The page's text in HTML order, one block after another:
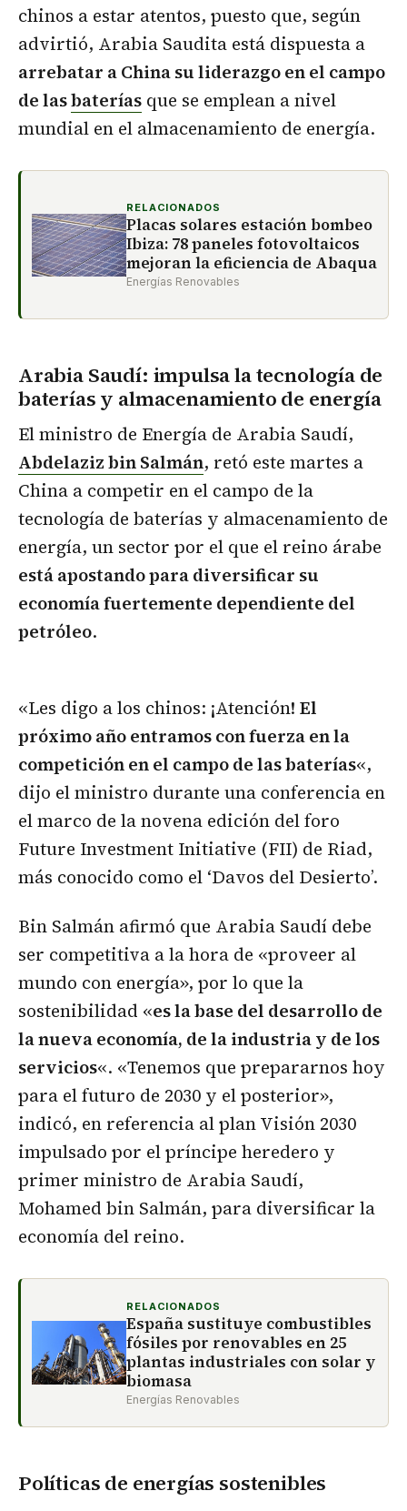
chinos a estar atentos, puesto que, según
advirtió, Arabia Saudita está dispuesta a
arrebatar a China su liderazgo en el campo
de lasbaterías que se emplean a nivel
mundial en el almacenamiento de energía.
RELACIONADOS
Placas solares estación bombeo
Ibiza: 78 paneles fotovoltaicos
mejoran la eficiencia de Abaqua
Energías Renovables
Arabia Saudí: impulsa la tecnología de
baterías y almacenamiento de energía
El ministro de Energía de Arabia Saudí,
Abdelaziz bin Salmán, retó este martes a
China a competir en el campo de la
tecnología de baterías y almacenamiento de
energía, un sector por el que el reino árabe
está apostando para diversificar su
economía fuertemente dependiente del
petróleo.
«Les digo a los chinos: ¡Atención! El
próximo año entramos con fuerza en la
competición en el campo de las baterías«,
dijo el ministro durante una conferencia en
el marco de la novena edición del foro
Future Investment Initiative (FII) de Riad,
más conocido como el ‘Davos del Desierto’.
Bin Salmán afirmó que Arabia Saudí debe
ser competitiva a la hora de «proveer al
mundo con energía», por lo que la
sostenibilidad «es la base del desarrollo de
la nueva economía, de la industria y de los
servicios«. «Tenemos que prepararnos hoy
para el futuro de 2030 y el posterior»,
indicó, en referencia al plan Visión 2030
impulsado por el príncipe heredero y
primer ministro de Arabia Saudí,
Mohamed bin Salmán, para diversificar la
economía del reino.
RELACIONADOS
España sustituye combustibles
fósiles por renovables en 25
plantas industriales con solar y
biomasa
Energías Renovables
Políticas de energías sostenibles